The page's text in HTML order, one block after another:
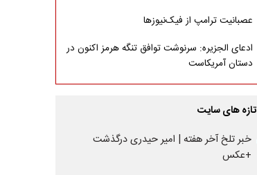
عصبانیت ترامپ از فیک‌نیوزها
ادعای الجزیره: سرنوشت توافق تنگه هرمز اکنون در
دستان آمریکاست
تازه های سایت
خبر تلخ آخر هفته | امیر حیدری درگذشت
+عکس